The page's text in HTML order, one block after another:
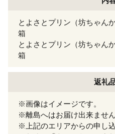
とよさとプリン（坊ちゃん
箱
とよさとプリン（坊ちゃん
箱
返礼
※画像はイメージです。
※離島へはお届け出来ません
※上記のエリアからの申し